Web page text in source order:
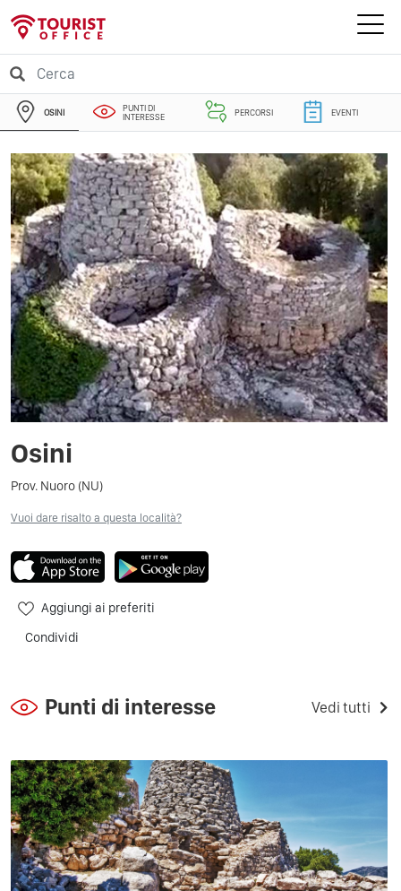
OSINI
PUNTI DI
INTERESSE
PERCORSI EVENTI
Osini
Prov. Nuoro (NU)
Vuoi dare risalto a questa località?
Aggiungi ai preferiti
Condividi
Punti di interesse Vedi tutti